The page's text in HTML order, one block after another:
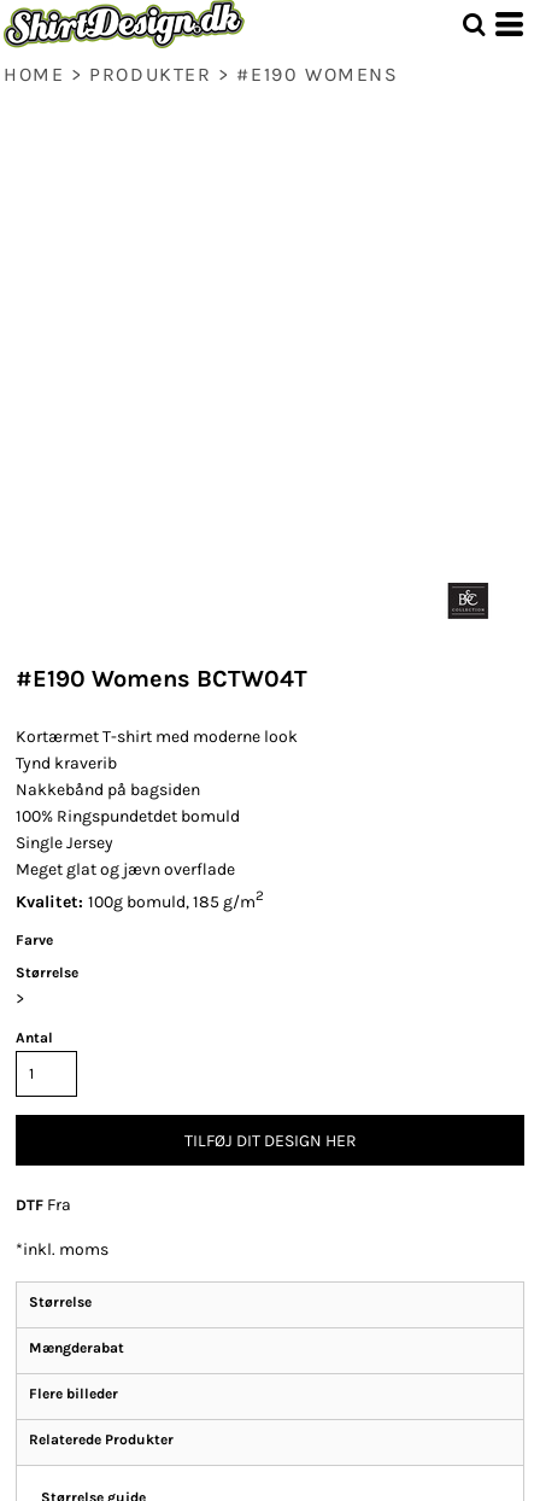
HOME > PRODUKTER > #E190 WOMENS
#E190 Womens BCTW04T
Kortærmet T-shirt med moderne look
Tynd kraverib
Nakkebånd på bagsiden
100% Ringspundetdet bomuld
Single Jersey
Meget glat og jævn overflade
Kvalitet: 100g bomuld, 185 g/m2
Farve
Størrelse
>
Antal
TILFØJ DIT DESIGN HER
DTF Fra
*inkl. moms
Størrelse
Mængderabat
Flere billeder
Relaterede Produkter
Størrelse guide